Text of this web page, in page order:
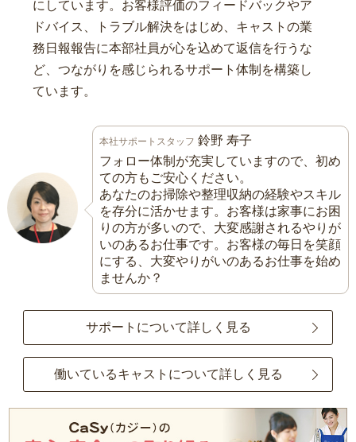
にしています。お客様評価のフィードバックやア
ドバイス、トラブル解決をはじめ、キャストの業
務日報報告に本部社員が心を込めて返信を行うな
ど、つながりを感じられるサポート体制を構築し
ています。
本社サポートスタッフ 鈴野 寿子
フォロー体制が充実していますので、初め
ての方もご安心ください。
あなたのお掃除や整理収納の経験やスキル
を存分に活かせます。お客様は家事にお困
りの方が多いので、大変感謝されるやりが
いのあるお仕事です。お客様の毎日を笑顔
にする、大変やりがいのあるお仕事を始め
ませんか？
サポートについて詳しく見る
働いているキャストについて詳しく見る